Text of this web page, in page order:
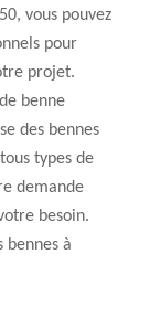
vous pouvez
pour
projet.
benne
des bennes
types de
demande
besoin.
bennes à